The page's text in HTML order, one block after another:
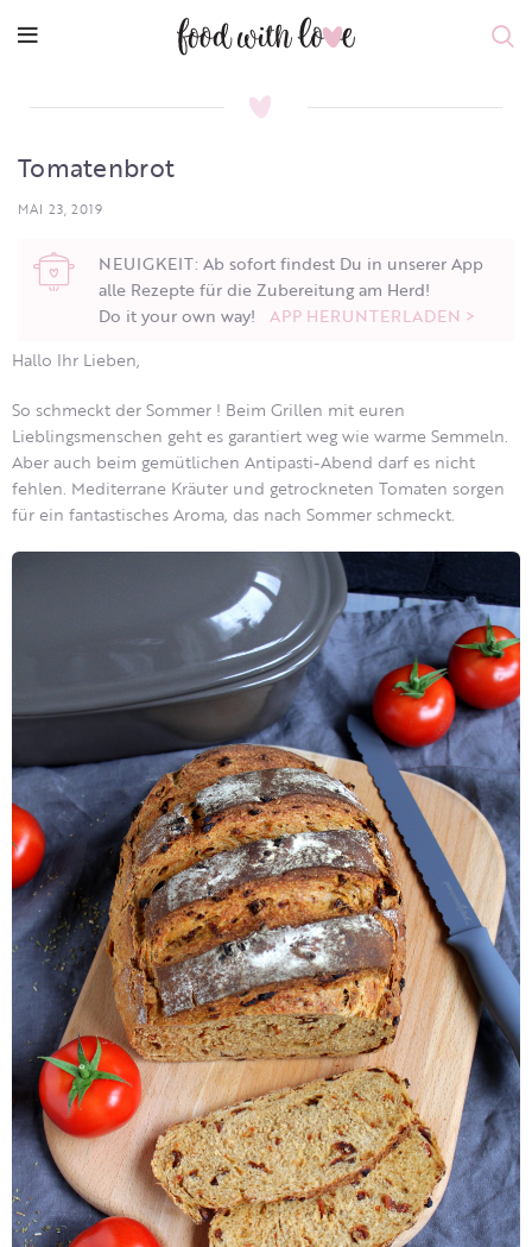
Tomatenbrot
MAI 23, 2019
NEUIGKEIT: Ab sofort findest Du in unserer App
alle Rezepte für die Zubereitung am Herd!
Do it your own way! APP HERUNTERLADEN >
Hallo Ihr Lieben,
So schmeckt der Sommer ! Beim Grillen mit euren
Lieblingsmenschen geht es garantiert weg wie warme Semmeln.
Aber auch beim gemütlichen Antipasti-Abend darf es nicht
fehlen. Mediterrane Kräuter und getrockneten Tomaten sorgen
für ein fantastisches Aroma, das nach Sommer schmeckt.